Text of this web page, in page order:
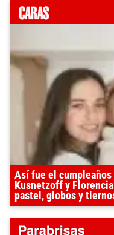
Así fue el
Kusnetzoff y
pastel, globos y